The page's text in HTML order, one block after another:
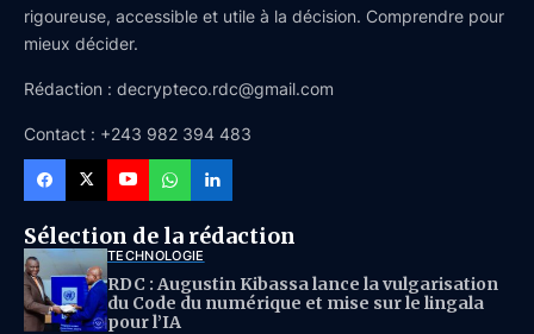
rigoureuse, accessible et utile à la décision. Comprendre pour
mieux décider.
Rédaction : decrypteco.rdc@gmail.com
Contact : +243 982 394 483
Sélection de la rédaction
TECHNOLOGIE
RDC : Augustin Kibassa lance la vulgarisation
du Code du numérique et mise sur le lingala
pour l’IA